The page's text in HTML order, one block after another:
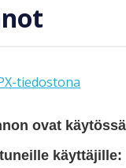
tiedostona
ovat
käyttäjille: